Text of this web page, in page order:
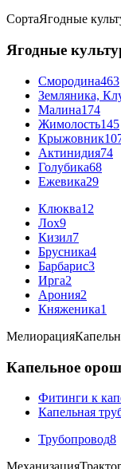
СортаЯгодные
Ягодные
Смородина463
Земляника,
Малина174
Жимолость145
Крыжовник
Актинидия74
Голубика68
Ежевика29
Клюква12
Лох9
Кизил7
Брусника4
Барбарис3
Ирга2
Арония2
Княженика1
Мелиорация
Капельное
Фитинги к
Капельная
Трубопровод8